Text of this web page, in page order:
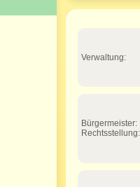
Verwaltung:
Bürgermeister:
Rechtsstellung: